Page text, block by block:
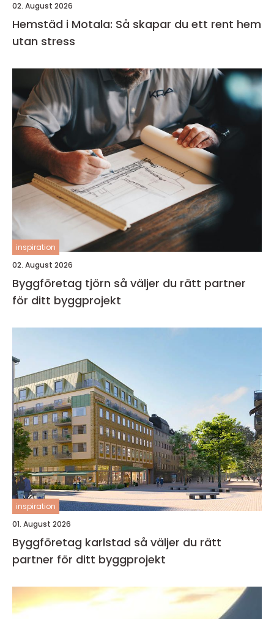
02. August 2026
Hemstäd i Motala: Så skapar du ett rent hem
utan stress
inspiration
02. August 2026
Byggföretag tjörn så väljer du rätt partner
för ditt byggprojekt
inspiration
01. August 2026
Byggföretag karlstad så väljer du rätt
partner för ditt byggprojekt